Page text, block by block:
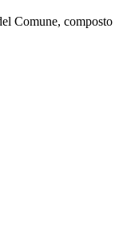
Comune, composto